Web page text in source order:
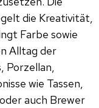
die Kreativität,
Farbe sowie
Alltag der
Porzellan,
wie Tassen,
auch Brewer